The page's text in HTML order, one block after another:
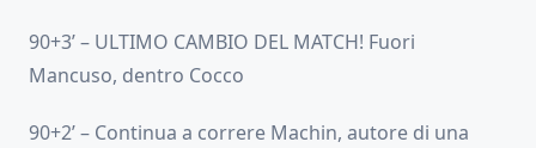
90+3’ – ULTIMO CAMBIO DEL MATCH! Fuori
Mancuso, dentro Cocco
90+2’ – Continua a correre Machin, autore di una